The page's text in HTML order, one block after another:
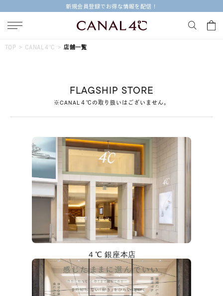
新規会員登録でお得な情報を配信！
#ダイヤモンド ネックレス #くまのプーさん
#ペア #エタニティ
すべてのジュエリー
TOP CANAL４℃ 店舗一覧
FLAGSHIP STORE
※CANAL４℃の取り扱いはございません。
４℃ 銀座本店